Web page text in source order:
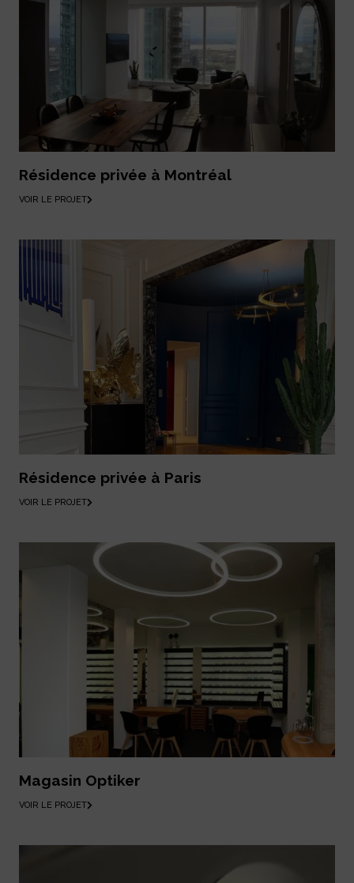
Résidence privée à Montréal
VOIR LE PROJET
Résidence privée à Paris
VOIR LE PROJET
Magasin Optiker
VOIR LE PROJET